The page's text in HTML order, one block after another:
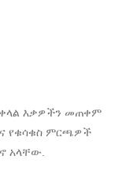
እቃዎችን መጠቀም
የቁሳቁስ ምርጫዎች
አላቸው.